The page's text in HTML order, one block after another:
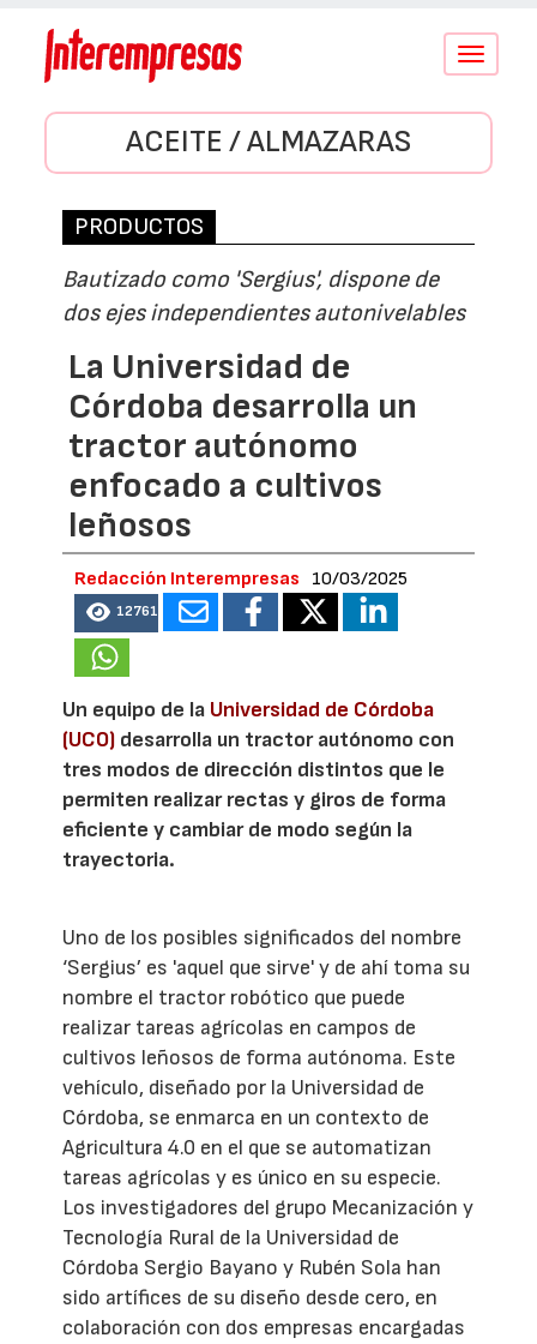
Conmutar
ACEITE / ALMAZARAS
PRODUCTOS
Bautizado como 'Sergius', dispone de
dos ejes independientes autonivelables
La Universidad de
Córdoba desarrolla un
tractor autónomo
enfocado a cultivos
leñosos
Redacción Interempresas 10/03/2025
12761
Un equipo de la Universidad de Córdoba
(UCO) desarrolla un tractor autónomo con
tres modos de dirección distintos que le
permiten realizar rectas y giros de forma
eficiente y cambiar de modo según la
trayectoria.
Uno de los posibles significados del nombre
‘Sergius’ es 'aquel que sirve' y de ahí toma su
nombre el tractor robótico que puede
realizar tareas agrícolas en campos de
cultivos leñosos de forma autónoma. Este
vehículo, diseñado por la Universidad de
Córdoba, se enmarca en un contexto de
Agricultura 4.0 en el que se automatizan
tareas agrícolas y es único en su especie.
Los investigadores del grupo Mecanización y
Tecnología Rural de la Universidad de
Córdoba Sergio Bayano y Rubén Sola han
sido artífices de su diseño desde cero, en
colaboración con dos empresas encargadas